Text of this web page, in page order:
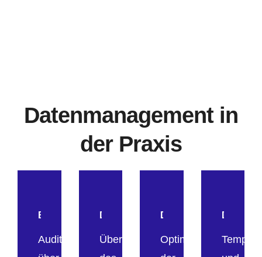
Datenmanagement in
der Praxis
Beratung
Audit
Datenarchivierung
Überwachung
Datenerfassung
Optimierung